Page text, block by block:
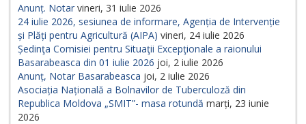
Anunț. Notar vineri, 31 iulie 2026
24 iulie 2026, sesiunea de informare, Agenția de Intervenție
și Plăți pentru Agricultură (AIPA) vineri, 24 iulie 2026
Ședinţa Comisiei pentru Situaţii Excepţionale a raionului
Basarabeasca din 01 iulie 2026 joi, 2 iulie 2026
Anunț, Notar Basarabeasca joi, 2 iulie 2026
Asociația Națională a Bolnavilor de Tuberculoză din
Republica Moldova „SMIT”- masa rotundă marți, 23 iunie
2026